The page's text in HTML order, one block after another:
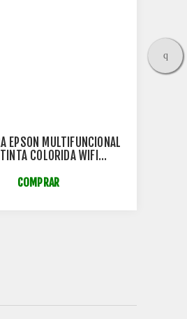
EPSON MULTIFUNCIONAL
COLORIDA WIFI
COMPRAR